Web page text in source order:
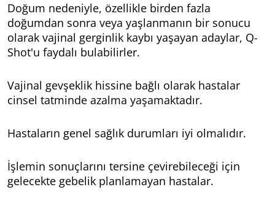
Doğum nedeniyle, özellikle birden fazla
doğumdan sonra veya yaşlanmanın bir sonucu
olarak vajinal gerginlik kaybı yaşayan adaylar, Q-
Shot'u faydalı bulabilirler.
Vajinal gevşeklik hissine bağlı olarak hastalar
cinsel tatminde azalma yaşamaktadır.
Hastaların genel sağlık durumları iyi olmalıdır.
İşlemin sonuçlarını tersine çevirebileceği için
gelecekte gebelik planlamayan hastalar.